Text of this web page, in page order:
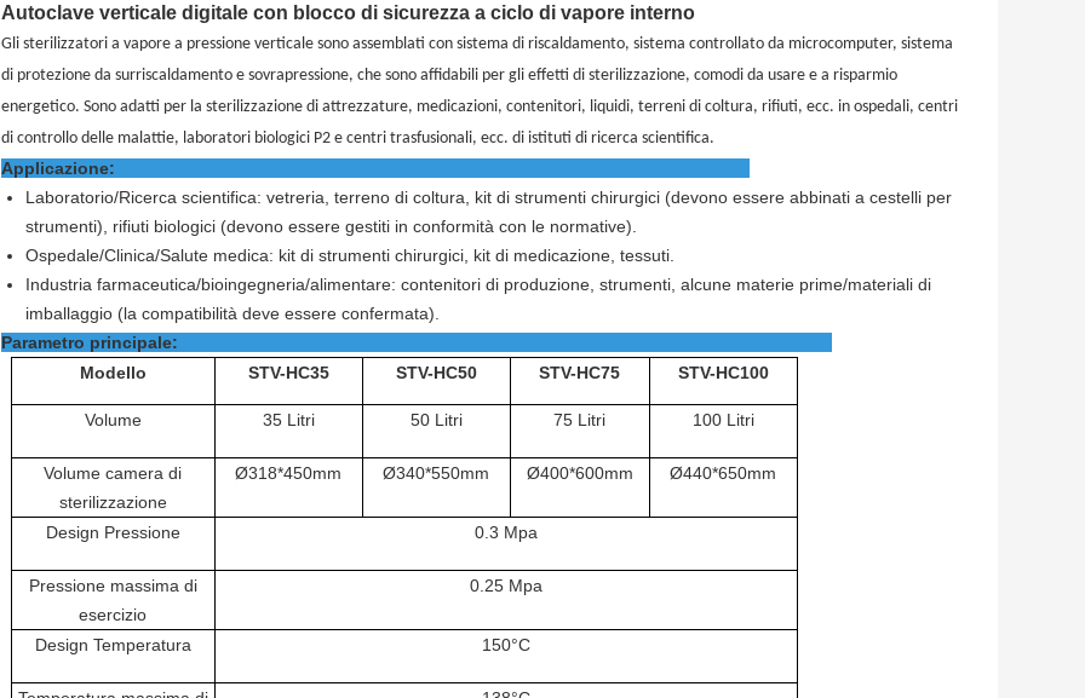
Autoclave verticale digitale con blocco di sicurezza a ciclo di vapore interno
Gli sterilizzatori a vapore a pressione verticale sono assemblati con sistema di riscaldamento, sistema controllato da microcomputer, sistema
di protezione da surriscaldamento e sovrapressione, che sono affidabili per gli effetti di sterilizzazione, comodi da usare e a risparmio
energetico. Sono adatti per la sterilizzazione di attrezzature, medicazioni, contenitori, liquidi, terreni di coltura, rifiuti, ecc. in ospedali, centri
di controllo delle malattie, laboratori biologici P2 e centri trasfusionali, ecc. di istituti di ricerca scientifica.
Applicazione:
Laboratorio/Ricerca scientifica: vetreria, terreno di coltura, kit di strumenti chirurgici (devono essere abbinati a cestelli per
strumenti), rifiuti biologici (devono essere gestiti in conformità con le normative).
Ospedale/Clinica/Salute medica: kit di strumenti chirurgici, kit di medicazione, tessuti.
Industria farmaceutica/bioingegneria/alimentare: contenitori di produzione, strumenti, alcune materie prime/materiali di
imballaggio (la compatibilità deve essere confermata).
Parametro principale:
Modello
STV-HC35 STV-HC50 STV-HC75 STV-HC100
Volume 35 Litri 50 Litri 75 Litri 100 Litri
Volume camera di
sterilizzazione
Ø318*450mm Ø340*550mm Ø400*600mm Ø440*650mm
Design Pressione 0.3 Mpa
Pressione massima di
esercizio
0.25 Mpa
Design Temperatura 150°C